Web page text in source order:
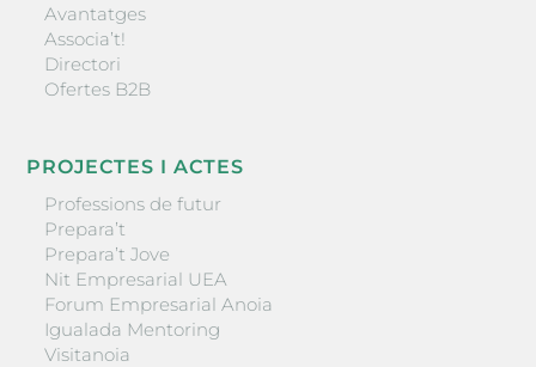
Avantatges
Associa’t!
Directori
Ofertes B2B
PROJECTES I ACTES
Professions de futur
Prepara’t
Prepara’t Jove
Nit Empresarial UEA
Forum Empresarial Anoia
Igualada Mentoring
Visitanoia